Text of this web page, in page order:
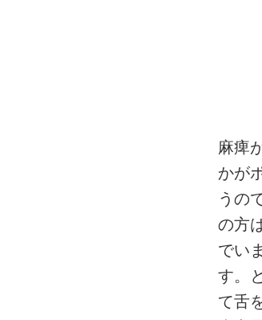
麻痺
かが
うの
の方
でい
す。
て舌